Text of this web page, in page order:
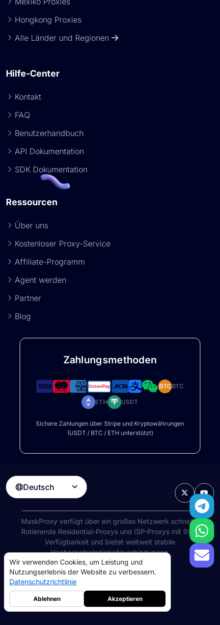
Hongkong Proxies
Alle Länder und Regionen
Hilfe-Center
Kontakt
FAQ
Benutzerhandbuch
API Dokumentation
SDK Dokumentation
Ressourcen
Über uns
Kostenloser Proxy-Service
Affiliate-Programm
Agent werden
Partner
Blog
Zahlungsmethoden
BTCBTC
ETH USDT
Sichere Zahlungen über Stripe und Kryptowährungen
(USDT / BTC / ETH unterstützt)
Deutsch 
MaskProxy verfügt über ein großes Netzwerk schneller
Rotierende Residential-Proxys und ISP-Proxys mit 99%
Verfügbarkeit und bietet weltweit stabile
Hochgeschwindigkeitsverbindungen.
©2026AIWAY LIMITED. Alle Rechte vorbehalten.
Nutzungsbedingungen
RückerstattungsrichtlinieCookie-Richtlinie
Wir verwenden Cookies, um Leistung und
Nutzungserlebnis der Website zu verbessern.
Datenschutzrichtlinie
Ablehnen Akzeptieren